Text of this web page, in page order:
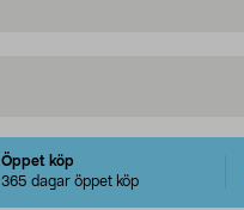
Öppet köp
365 dagar öppet köp